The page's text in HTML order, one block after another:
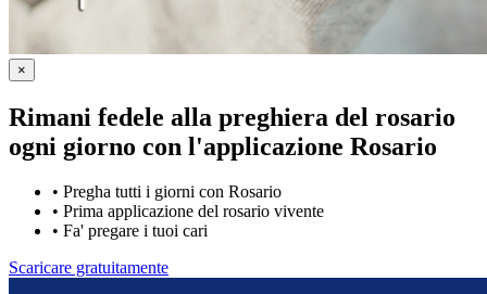
×
Rimani fedele alla preghiera del rosario
ogni giorno con l'applicazione Rosario
• Pregha tutti i giorni con Rosario
• Prima applicazione del rosario vivente
• Fa' pregare i tuoi cari
Scaricare gratuitamente